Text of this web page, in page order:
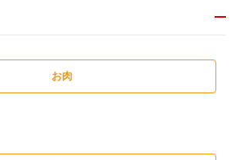
お肉